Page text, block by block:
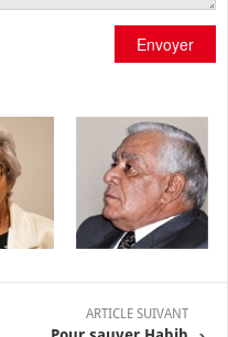
Envoyer
ARTICLE SUIVANT